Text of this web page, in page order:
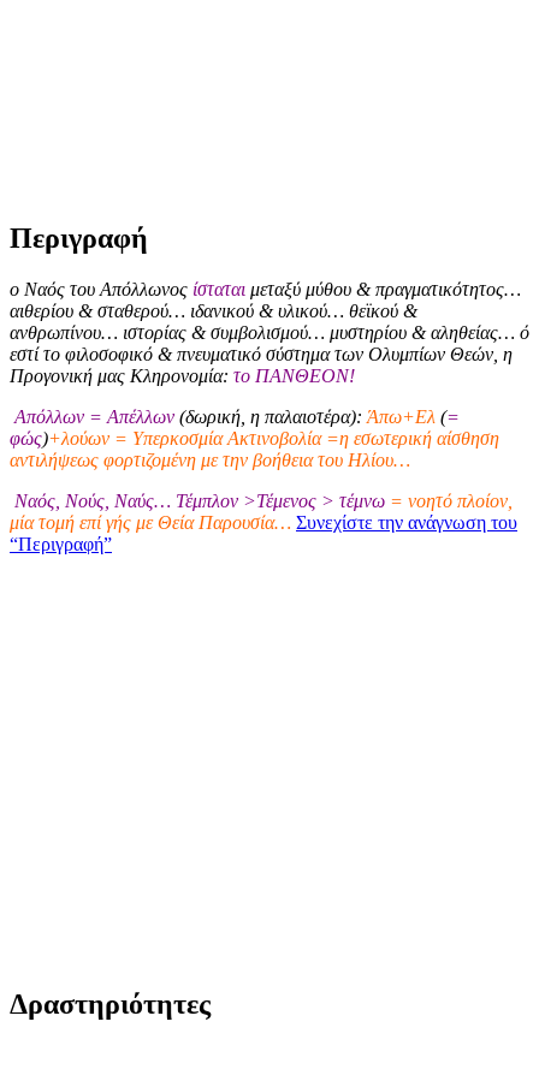
Περιγραφή
ο Ναός του Απόλλωνος ίσταται μεταξύ μύθου & πραγματικότητος…
αιθερίου & σταθερού… ιδανικού & υλικού… θεϊκού &
ανθρωπίνου… ιστορίας & συμβολισμού… μυστηρίου & αληθείας… ό
εστί το φιλοσοφικό & πνευματικό σύστημα των Ολυμπίων Θεών, η
Προγονική μας Κληρονομία: το ΠΑΝΘΕΟΝ!
Απόλλων = Απέλλων (δωρική, η παλαιοτέρα): Άπω+Ελ (=
φώς)+λούων = Υπερκοσμία Ακτινοβολία =η εσωτερική αίσθηση
αντιλήψεως φορτιζομένη με την βοήθεια του Ηλίου…
Ναός, Νούς, Ναύς… Τέμπλον >Τέμενος > τέμνω = νοητό πλοίον,
μία τομή επί γής με Θεία Παρουσία… Συνεχίστε την ανάγνωση του
“Περιγραφή”
Δραστηριότητες